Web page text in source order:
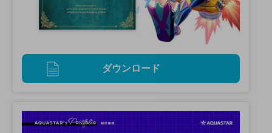
ダウンロード